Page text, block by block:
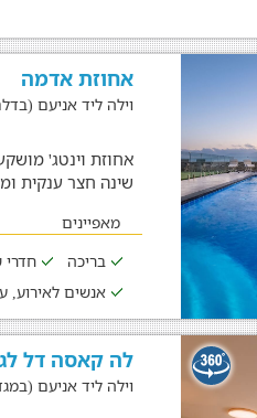
אחוזת אדמה
וילה ליד אניעם
שינה חצר ענקית
מאפיינים
בריכה
חדרי
אנשים לאירוע,
לה קאסה דל
וילה ליד אניעם